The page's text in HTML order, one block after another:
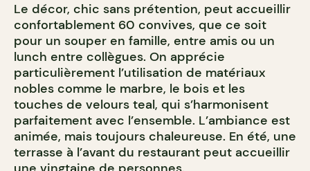
Le décor, chic sans prétention, peut accueillir
confortablement 60 convives, que ce soit
pour un souper en famille, entre amis ou un
lunch entre collègues. On apprécie
particulièrement l’utilisation de matériaux
nobles comme le marbre, le bois et les
touches de velours teal, qui s’harmonisent
parfaitement avec l’ensemble. L’ambiance est
animée, mais toujours chaleureuse. En été, une
terrasse à l’avant du restaurant peut accueillir